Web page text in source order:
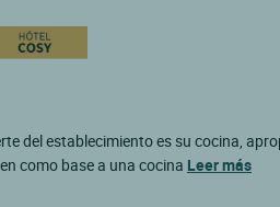
del establecimiento es su cocina,
como base a una cocina Leer más